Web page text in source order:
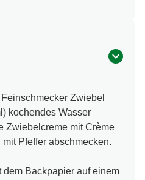
Zwiebel
kochendes Wasser
Zwiebelcreme mit Crème
Pfeffer abschmecken.
dem Backpapier auf einem